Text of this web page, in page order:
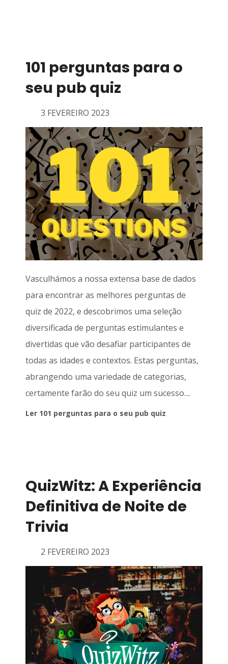
101 perguntas para o
seu pub quiz
3 FEVEREIRO 2023
Vasculhámos a nossa extensa base de dados
para encontrar as melhores perguntas de
quiz de 2022, e descobrimos uma seleção
diversificada de perguntas estimulantes e
divertidas que vão desafiar participantes de
todas as idades e contextos. Estas perguntas,
abrangendo uma variedade de categorias,
certamente farão do seu quiz um sucesso....
Ler 101 perguntas para o seu pub quiz
QuizWitz: A Experiência
Definitiva de Noite de
Trivia
2 FEVEREIRO 2023